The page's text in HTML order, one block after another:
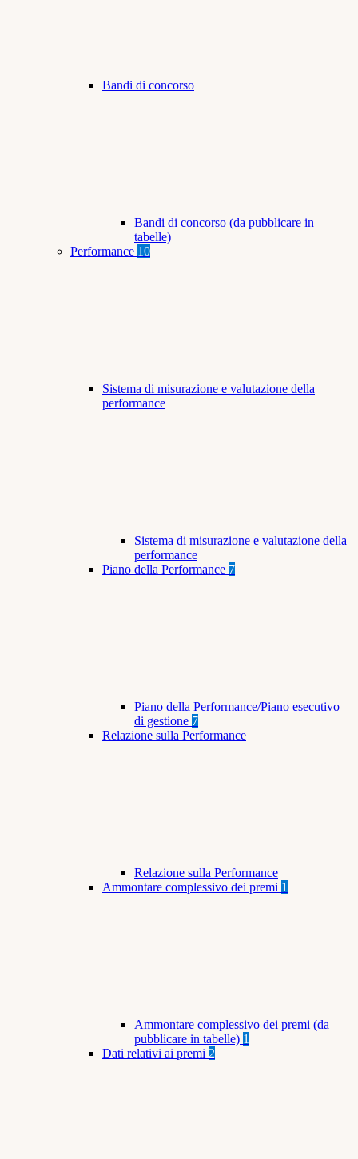
Bandi di concorso
Bandi di concorso (da pubblicare in
tabelle)
Performance 10
Sistema di misurazione e valutazione della
performance
Sistema di misurazione e valutazione della
performance
Piano della Performance 7
Piano della Performance/Piano esecutivo
di gestione 7
Relazione sulla Performance
Relazione sulla Performance
Ammontare complessivo dei premi 1
Ammontare complessivo dei premi (da
pubblicare in tabelle) 1
Dati relativi ai premi 2